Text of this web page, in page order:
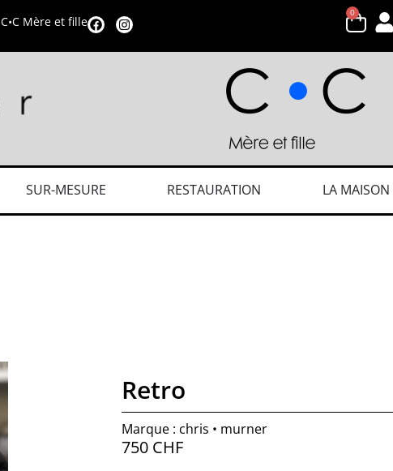
C•C Mère et fille
0
SUR-MESURE RESTAURATION LA MAISON
Retro
Marque : chris • murner
750 CHF